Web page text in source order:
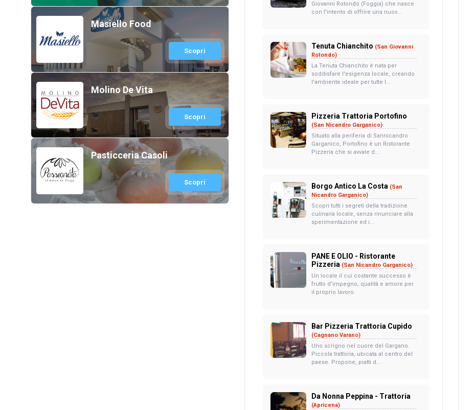
Masiello Food
Scopri
Molino De Vita
Scopri
Pasticceria Casoli
Scopri
Giovanni Rotondo (Foggia) che nasce
con l'intento di offrire una nuov...
Tenuta Chianchito (San Giovanni
Rotondo)
La Tenuta Chianchito è nata per
soddisfare l'esigenza locale, creando
l'ambiente ideale per tutte l...
Pizzeria Trattoria Portofino
(San Nicandro Garganico)
Situato alla periferia di Sannicandro
Garganico, Portofino è un Ristorante
Pizzeria che si avvale d...
Borgo Antico La Costa (San
Nicandro Garganico)
Scopri tutti i segreti della tradizione
culinaria locale, senza rinunciare alla
sperimentazione ed i...
PANE E OLIO - Ristorante
Pizzeria (San Nicandro Garganico)
Un locale il cui costante successo è
frutto d’impegno, qualità e amore per
il proprio lavoro.
Bar Pizzeria Trattoria Cupido
(Cagnano Varano)
Uno scrigno nel cuore del Gargano.
Piccola trattoria, ubicata al centro del
paese. Propone, piatti d...
Da Nonna Peppina - Trattoria
(Apricena)